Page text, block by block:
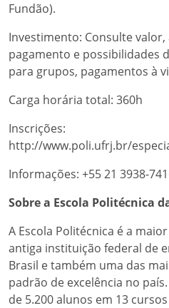
Fundão).
Investimento: Consulte
pagamento e possibilidades
para grupos, pagamentos à
Carga horária total: 360h
Inscrições:
http://www.poli.ufrj.br/
Informações: +55 21 3938-
Sobre a Escola Politécnica
A Escola Politécnica é a
antiga instituição federal de
Brasil e também uma das
padrão de excelência no
de 5.200 alunos em 13